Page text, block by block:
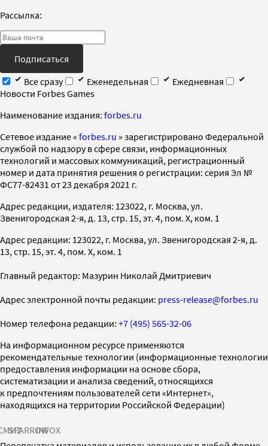
Рассылка:
Подписаться
Все сразу
Еженедельная
Ежедневная
Новости Forbes Games
Наименование издания: forbes.ru
Cетевое издание « forbes.ru » зарегистрировано Федеральной
службой по надзору в сфере связи, информационных
технологий и массовых коммуникаций, регистрационный
номер и дата принятия решения о регистрации: серия Эл №
ФС77-82431 от 23 декабря 2021 г.
Адрес редакции, издателя: 123022, г. Москва, ул.
Звенигородская 2-я, д. 13, стр. 15, эт. 4, пом. X, ком. 1
Адрес редакции: 123022, г. Москва, ул. Звенигородская 2-я, д.
13, стр. 15, эт. 4, пом. X, ком. 1
Главный редактор: Мазурин Николай Дмитриевич
Адрес электронной почты редакции: press-release@forbes.ru
Номер телефона редакции: +7 (495) 565-32-06
На информационном ресурсе применяются
рекомендательные технологии (информационные технологии
предоставления информации на основе сбора,
систематизации и анализа сведений, относящихся
к предпочтениям пользователей сети «Интернет»,
находящихся на территории Российской Федерации)
SPARROWINFOX